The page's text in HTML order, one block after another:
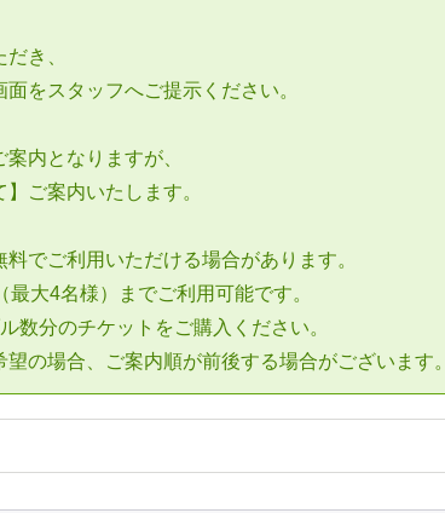
き、
をスタッフへご提示ください。
内となりますが、
ご案内いたします。
でご利用いただける場合があります。
大4名様）までご利用可能です。
数分のチケットをご購入ください。
の場合、ご案内順が前後する場合がございます。